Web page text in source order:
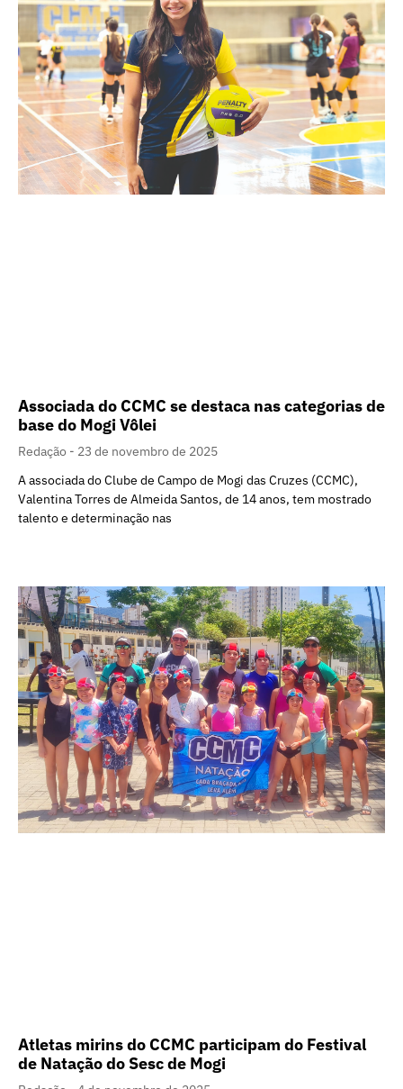
Associada do CCMC se destaca nas categorias de
base do Mogi Vôlei
Redação
23 de novembro de 2025
A associada do Clube de Campo de Mogi das Cruzes (CCMC),
Valentina Torres de Almeida Santos, de 14 anos, tem mostrado
talento e determinação nas
Atletas mirins do CCMC participam do Festival
de Natação do Sesc de Mogi